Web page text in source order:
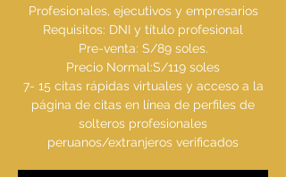
Profesionales, ejecutivos y empresarios
Requisitos: DNI y título profesional
Pre-venta: S/89 soles.
Precio Normal:S/119 soles
7- 15 citas rápidas virtuales y acceso a la
página de citas en línea de perfiles de
solteros profesionales
peruanos/extranjeros verificados